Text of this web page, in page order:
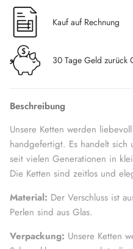
Kauf auf Rechnung
30 Tage Geld zurück
Beschreibung
Unsere Ketten werden
handgefertigt. Es handelt
seit vielen Generationen in
Die Ketten sind zeitlos und
Material: Der Verschluss ist
Perlen sind aus Glas.
Verpackung: Unsere Ketten